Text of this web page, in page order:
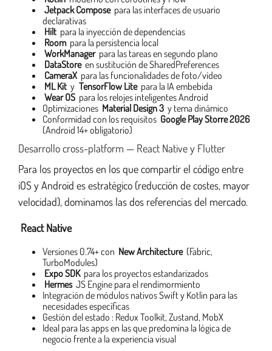
Jetpack Compose para las interfaces de usuario
declarativas
Hilt para la inyección de dependencias
Room para la persistencia local
WorkManager para las tareas en segundo plano
DataStore en sustitución de SharedPreferences
CameraX para las funcionalidades de foto/vídeo
ML Kit y TensorFlow Lite para la IA embebida
Wear OS para los relojes inteligentes Android
Optimizaciones Material Design 3 y tema dinámico
Conformidad con los requisitos Google Play Storre 2026
(Android 14+ obligatorio)
Desarrollo cross-platform — React Native y Flutter
Para los proyectos en los que compartir el código entre
iOS y Android es estratégico (reducción de costes, mayor
velocidad), dominamos las dos referencias del mercado.
React Native
Versiones 0.74+ con New Architecture (Fabric,
TurboModules)
Expo SDK para los proyectos estandarizados
Hermes JS Engine para el rendimormiento
Integración de módulos nativos Swift y Kotlin para las
necesidades específicas
Gestión del estado : Redux Toolkit, Zustand, MobX
Ideal para las apps en las que predomina la lógica de
negocio frente a la experiencia visual